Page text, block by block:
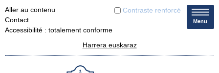
Aller au contenu
Contact
Accessibilité : totalement conforme
Contraste renforcé
Harrera euskaraz
Menu